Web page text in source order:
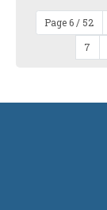
Page 6 / 52
7